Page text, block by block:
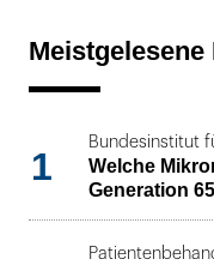
Meistgelesene
1
Bundesinstitut
Welche
Generation